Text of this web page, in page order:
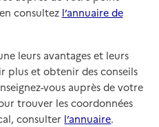
consultez l’annuaire de
leurs avantages et leurs
plus et obtenir des conseils
vous auprès de votre
trouver les coordonnées
consulter l’annuaire.